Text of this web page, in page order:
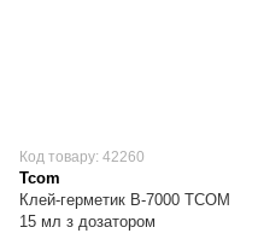
Код товару: 42260
Tcom
Клей-герметик B-7000 TCOM
15 мл з дозатором